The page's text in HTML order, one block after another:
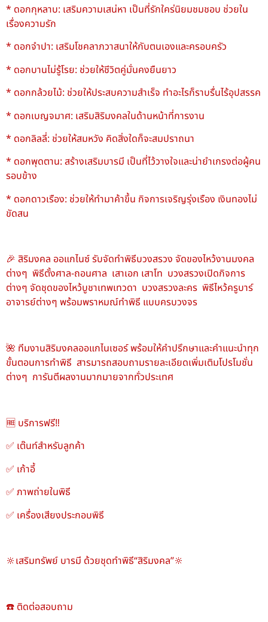
* ดอกกุหลาบ: เสริมความเสน่หา เป็นที่รักใคร่นิยมชมชอบ ช่วยใน
เรื่องความรัก
* ดอกจำปา: เสริมโชคลาภวาสนาให้กับตนเองและครอบครัว
* ดอกบานไม่รู้โรย: ช่วยให้ชีวิตคู่มั่นคงยืนยาว
* ดอกกล้วยไม้: ช่วยให้ประสบความสำเร็จ ทำอะไรก็ราบรื่นไร้อุปสรรค
* ดอกเบญจมาศ: เสริมสิริมงคลในด้านหน้าที่การงาน
* ดอกลิลลี่: ช่วยให้สมหวัง คิดสิ่งใดก็จะสมปราถนา
* ดอกพุดตาน: สร้างเสริมบารมี เป็นที่ไว้วางใจและน่ายำเกรงต่อผู้คน
รอบข้าง
* ดอกดาวเรือง: ช่วยให้ทำมาค้าขึ้น กิจการเจริญรุ่งเรือง เงินทองไม่
ขัดสน
🎉 สิริมงคล ออแกไนซ์ รับจัดทำพิธีบวงสรวง จัดของไหว้งานมงคล
ต่างๆ พิธีตั้งศาล-ถอนศาล เสาเอก เสาโท บวงสรวงเปิดกิจการ
ต่างๆ จัดชุดของไหว้บูชาเทพเทวดา บวงสรวงละคร พิธีไหว้ครูบาร์
อาจารย์ต่างๆ พร้อมพราหมณ์ทำพิธี แบบครบวงจร
🌺 ทีมงานสิริมงคลออแกไนเซอร์ พร้อมให้คำปรึกษาและคำแนะนำทุก
ขั้นตอนการทำพิธี สารมารถสอบถามรายละเอียดเพิ่มเติมโปรโมชั่น
ต่างๆ การันตีผลงานมากมายจากทั่วประเทศ
🆓 บริการฟรี‼️
✅ เต๊นท์สำหรับลูกค้า
✅ เก้าอี้
✅ ภาพถ่ายในพิธี
✅ เครื่องเสียงประกอบพิธี
🔆เสริมทรัพย์ บารมี ด้วยชุดทำพิธี“สิริมงคล”🔆
☎️ ติดต่อสอบถาม